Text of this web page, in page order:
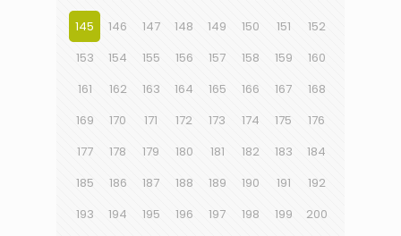
145
146 147 148 149 150 151
152
153
154 155 156 157 158 159
160
161
162 163 164 165 166 167
168
169
170 171 172 173 174 175
176
177
178 179 180 181 182 183
184
185
186 187 188 189 190 191
192
193
194 195 196 197 198 199
200